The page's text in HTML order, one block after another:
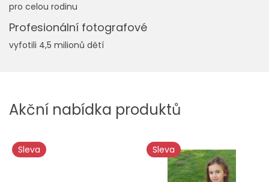
pro celou rodinu
Profesionální fotografové
vyfotili 4,5 milionů dětí
Akční nabídka produktů
Sleva Sleva